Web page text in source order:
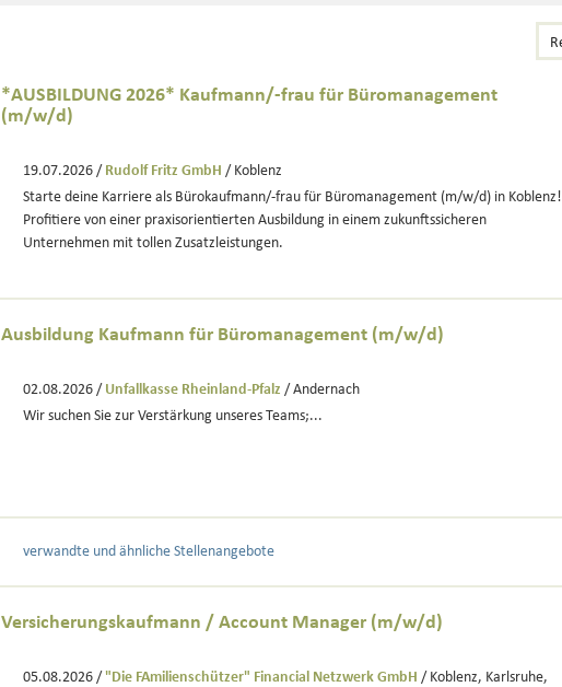
*AUSBILDUNG 2026* Kaufmann/-frau für Büromanagement
(m/w/d)
19.07.2026 / Rudolf Fritz GmbH / Koblenz
Starte deine Karriere als Bürokaufmann/-frau für Büromanagement (m/w/d) in Koblenz!
Profitiere von einer praxisorientierten Ausbildung in einem zukunftssicheren
Unternehmen mit tollen Zusatzleistungen.
Ausbildung Kaufmann für Büromanagement (m/w/d)
02.08.2026 / Unfallkasse Rheinland-Pfalz / Andernach
Wir suchen Sie zur Verstärkung unseres Teams;...
verwandte und ähnliche Stellenangebote
Versicherungskaufmann / Account Manager (m/w/d)
05.08.2026 / "Die FAmilienschützer" Financial Netzwerk GmbH / Koblenz, Karlsruhe,